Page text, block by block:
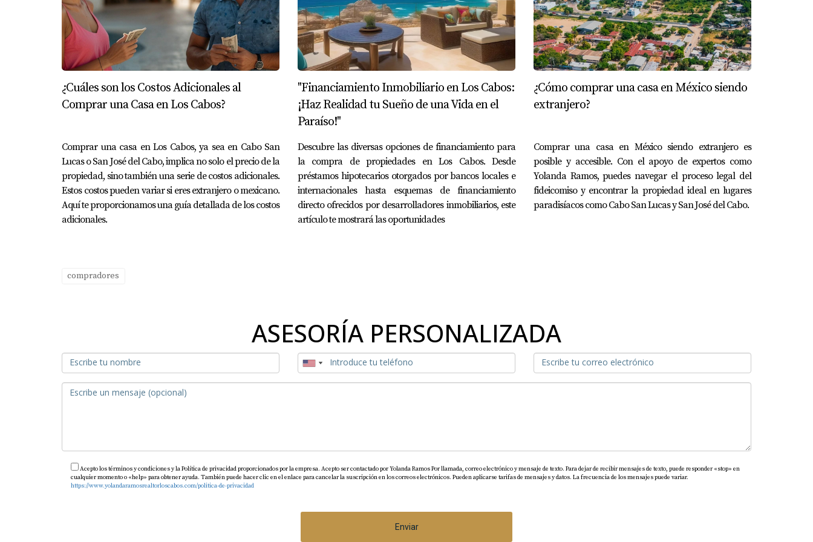
¿Cuáles son los Costos Adicionales al
Comprar una Casa en Los Cabos?
Comprar una casa en Los Cabos, ya sea en Cabo San
Lucas o San José del Cabo, implica no solo el precio de la
propiedad, sino también una serie de costos adicionales.
Estos costos pueden variar si eres extranjero o mexicano.
Aquí te proporcionamos una guía detallada de los costos
adicionales.
"Financiamiento Inmobiliario en Los Cabos:
¡Haz Realidad tu Sueño de una Vida en el
Paraíso!"
Descubre las diversas opciones de financiamiento para
la compra de propiedades en Los Cabos. Desde
préstamos hipotecarios otorgados por bancos locales e
internacionales hasta esquemas de financiamiento
directo ofrecidos por desarrolladores inmobiliarios, este
artículo te mostrará las oportunidades
¿Cómo comprar una casa en México siendo
extranjero?
Comprar una casa en México siendo extranjero es
posible y accesible. Con el apoyo de expertos como
Yolanda Ramos, puedes navegar el proceso legal del
fideicomiso y encontrar la propiedad ideal en lugares
paradisíacos como Cabo San Lucas y San José del Cabo.
compradores
ASESORÍA PERSONALIZADA
Acepto los términos y condiciones y la Política de privacidad proporcionados por la empresa. Acepto ser contactado por Yolanda Ramos Por llamada, correo electrónico y mensaje de texto. Para dejar de recibir mensajes de texto, puede responder «stop» en
cualquier momento o «help» para obtener ayuda. También puede hacer clic en el enlace para cancelar la suscripción en los correos electrónicos. Pueden aplicarse tarifas de mensajes y datos. La frecuencia de los mensajes puede variar.
https://www.yolandaramosrealtorloscabos.com/politica-de-privacidad
Enviar